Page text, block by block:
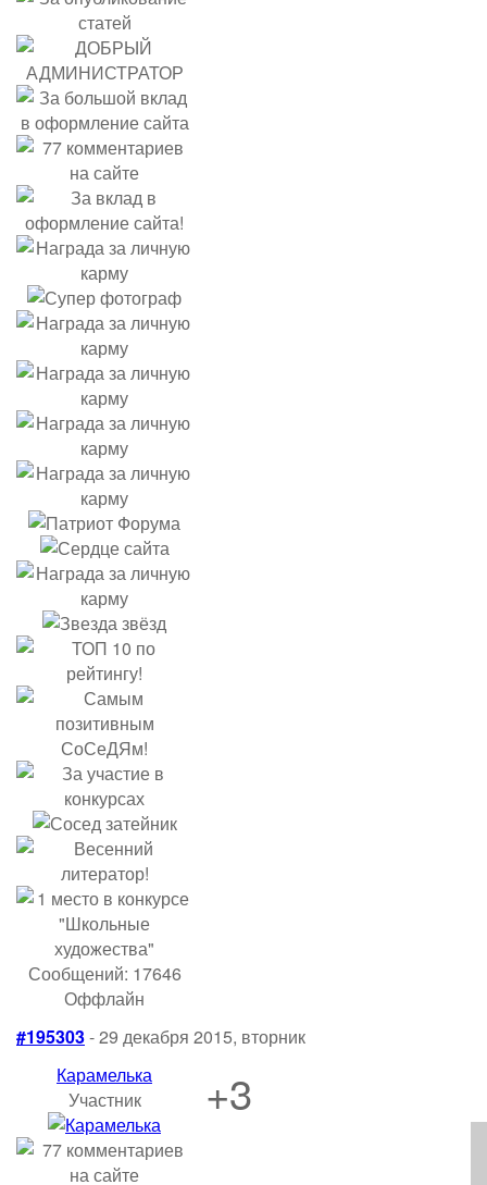
Сообщений: 17646
Оффлайн
#195303- 29 декабря 2015, вторник
Карамелька
Участник
+3